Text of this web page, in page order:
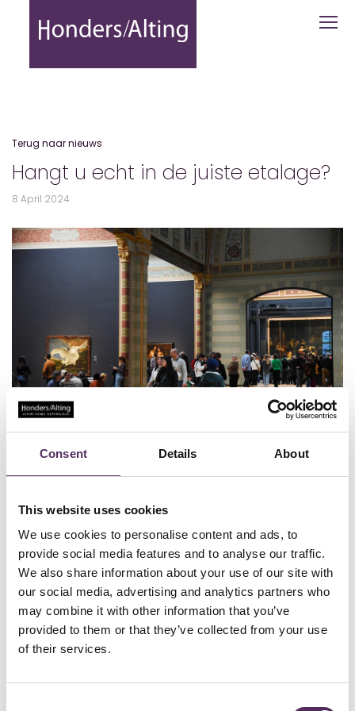
Consent Details About
This website uses cookies
We use cookies to personalise content and ads, to
provide social media features and to analyse our traffic.
We also share information about your use of our site with
our social media, advertising and analytics partners who
may combine it with other information that you’ve
provided to them or that they’ve collected from your use
of their services.
Hangt u echt in de juiste etalage? -
Terug naar nieuws
Hangt u echt in de juiste etalage?
8 April 2024
Dankzij onze jarenlange expertise is onze virtuele etalage één van de
plaatsen geworden waar woningzoekenden tussen het mooiste
aanbod hun droomwoning weten te vinden. Wij zijn dan ook van
mening dat onze website en daarmee ook ons netwerk dé plaats
moet zijn waar uw woning vindbaar is. Om die reden willen we u de
mogelijkheid bieden te adverteren op onze website. En laten we eerlijk
zijn. Sommigen schilderijen horen toch ook gewoon in het mooiste
museum tussen, gelijkwaardige werken te hangen?
Laat uw woning stralen in ons bewezen netwerk
Onze website is geen schreeuwend billboard maar een verfijnde
wordt gezien, maar wordt overwogen door kenners. Een plek waar